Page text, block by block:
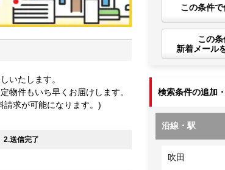
いたします。
物件もいち早くお届けします。
求が可能になります。)
2.送信完了
この条件
この
新着メール
検索条件の追加
沿線・駅
吹田